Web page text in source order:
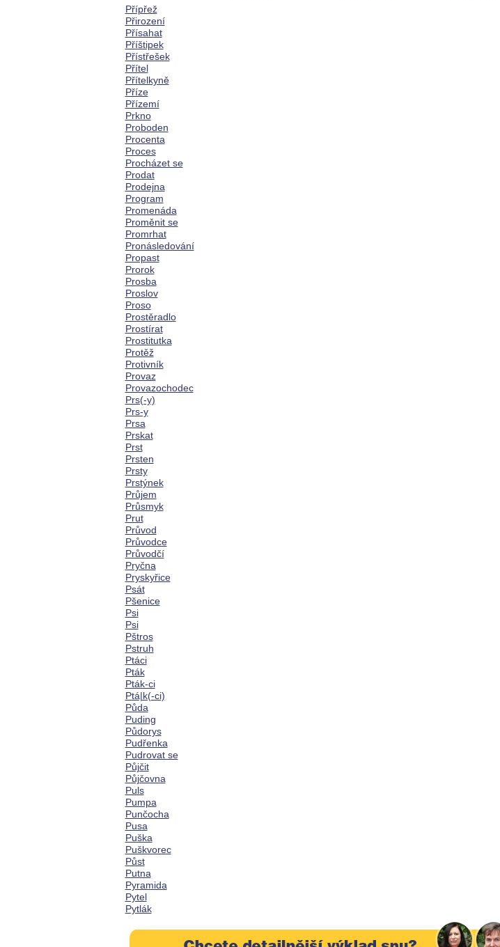
Přípřež
Přirození
Přísahat
Příštipek
Přístřešek
Přítel
Přítelkyně
Příze
Přízemí
Prkno
Proboden
Procenta
Proces
Procházet se
Prodat
Prodejna
Program
Promenáda
Proměnit se
Promrhat
Pronásledování
Propast
Prorok
Prosba
Proslov
Proso
Prostěradlo
Prostírat
Prostitutka
Protěž
Protivník
Provaz
Provazochodec
Prs(-y)
Prs-y
Prsa
Prskat
Prst
Prsten
Prsty
Prstýnek
Průjem
Průsmyk
Prut
Průvod
Průvodce
Průvodčí
Pryčna
Pryskyřice
Psát
Pšenice
Psi
Psi
Pštros
Pstruh
Ptáci
Pták
Pták-ci
Ptá|k(-ci)
Půda
Puding
Půdorys
Pudřenka
Pudrovat se
Půjčit
Půjčovna
Puls
Pumpa
Punčocha
Pusa
Puška
Puškvorec
Půst
Putna
Pyramida
Pytel
Pytlák